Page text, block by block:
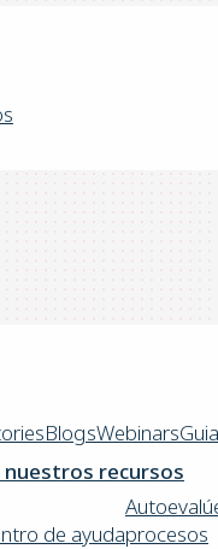
BlogsWebinarsGuia
nuestros recursos
de ayudaprocesos